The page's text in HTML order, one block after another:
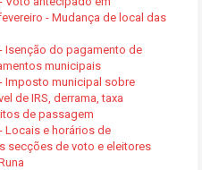
- Mudança de local das
Isenção do pagamento de
municipais
Imposto municipal sobre
de IRS, derrama, taxa
de passagem
Locais e horários de
secções de voto e eleitores